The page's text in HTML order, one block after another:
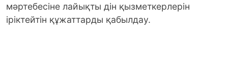
мәртебесіне лайықты дін қызметкерлерін
іріктейтін құжаттарды қабылдау.